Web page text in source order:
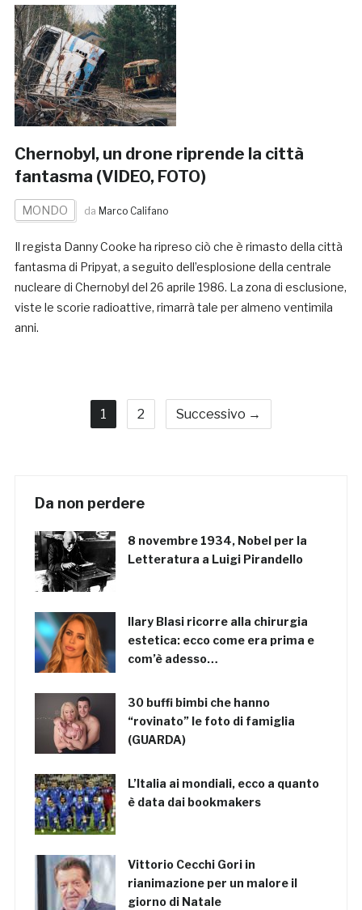
Chernobyl, un drone riprende la città
fantasma (VIDEO, FOTO)
MONDO da Marco Califano
Il regista Danny Cooke ha ripreso ciò che è rimasto della città
fantasma di Pripyat, a seguito dell’esplosione della centrale
nucleare di Chernobyl del 26 aprile 1986. La zona di esclusione,
viste le scorie radioattive, rimarrà tale per almeno ventimila
anni.
1 2 Successivo →
Da non perdere
8 novembre 1934, Nobel per la
Letteratura a Luigi Pirandello
Ilary Blasi ricorre alla chirurgia
estetica: ecco come era prima e
com’è adesso…
30 buffi bimbi che hanno
“rovinato” le foto di famiglia
(GUARDA)
L’Italia ai mondiali, ecco a quanto
è data dai bookmakers
Vittorio Cecchi Gori in
rianimazione per un malore il
giorno di Natale